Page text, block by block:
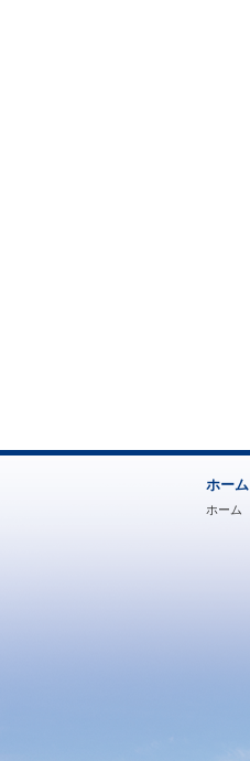
ホーム
ホーム